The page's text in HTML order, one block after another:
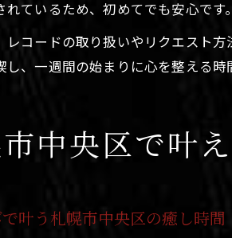
れているため、初めてでも安心です。
レコードの取り扱いやリクエスト
し、一週間の始まりに心を整える時
中央区で叶
叶う札幌市中央区の癒し時間